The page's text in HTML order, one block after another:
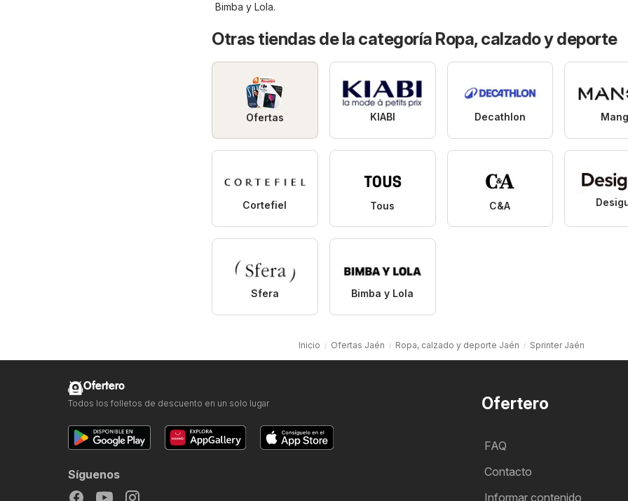
Bimba y Lola.
Otras tiendas de la categoría Ropa, calzado y deporte
Ofertas KIABI Decathlon
Cortefiel Tous C&A
Sfera Bimba y Lola
Inicio Ofertas Jaén Ropa, calzado y deporte Jaén Sprinter Jaén
Ofertero
FAQ
Contacto
Informar contenido
Ofertero
Todos los folletos de descuento en un solo lugar
Síguenos